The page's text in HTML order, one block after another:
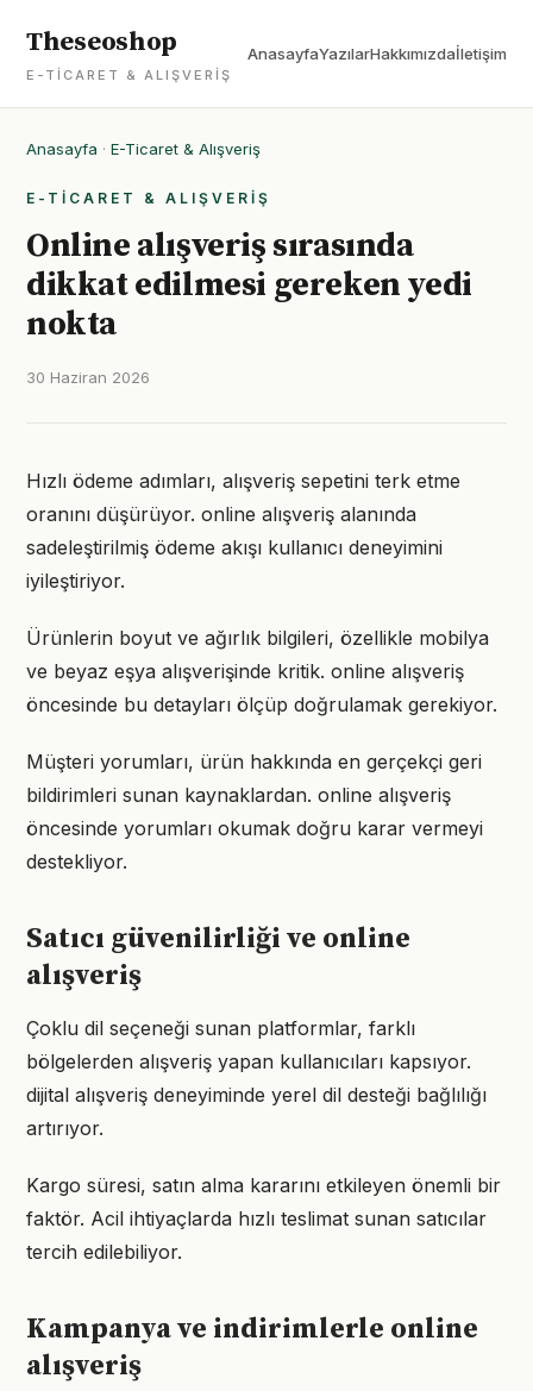
Theseoshop
E-TICARET & ALIŞVERIŞ
AnasayfaYazılarHakkımızdaİletişim
Anasayfa · E-Ticaret & Alışveriş
E-TICARET & ALIŞVERIŞ
Online alışveriş sırasında
dikkat edilmesi gereken yedi
nokta
30 Haziran 2026
Hızlı ödeme adımları, alışveriş sepetini terk etme
oranını düşürüyor. online alışveriş alanında
sadeleştirilmiş ödeme akışı kullanıcı deneyimini
iyileştiriyor.
Ürünlerin boyut ve ağırlık bilgileri, özellikle mobilya
ve beyaz eşya alışverişinde kritik. online alışveriş
öncesinde bu detayları ölçüp doğrulamak gerekiyor.
Müşteri yorumları, ürün hakkında en gerçekçi geri
bildirimleri sunan kaynaklardan. online alışveriş
öncesinde yorumları okumak doğru karar vermeyi
destekliyor.
Satıcı güvenilirliği ve online
alışveriş
Çoklu dil seçeneği sunan platformlar, farklı
bölgelerden alışveriş yapan kullanıcıları kapsıyor.
dijital alışveriş deneyiminde yerel dil desteği bağlılığı
artırıyor.
Kargo süresi, satın alma kararını etkileyen önemli bir
faktör. Acil ihtiyaçlarda hızlı teslimat sunan satıcılar
tercih edilebiliyor.
Kampanya ve indirimlerle online
alışveriş